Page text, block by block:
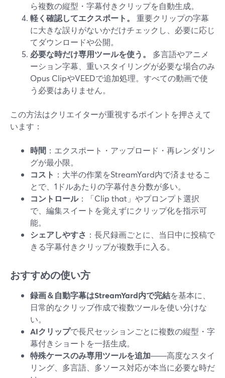
ら複数の縦型・字幕付きクリップを自動生成。
軽く確認してエクスポート。
重要クリップの字幕
に大きな誤りがないかだけチェックし、必要に応じ
てダウンロードや公開。
必要な時だけ専用ツールを使う。
多言語やアニメ
ーション字幕、重いスタイリングが必要な場合のみ
Opus ClipやVEEDで追加処理。すべての動画で使
う必要はありません。
この方法はクリエイターが重視するポイントを押さえて
います：
時間 ：エクスポート・アップロード・再レンダリン
グが最小限。
コスト ：大半の作業をStreamYard内で済ませるこ
とで、1ドルあたりの字幕付き分数が多い。
コントロール：「Clip that」やプロンプト選択
で、編集スイートを覚えずにクリップ化を指示可
能。
シェアしやすさ ：長尺録画ごとに、当日中に投稿で
きる字幕付きクリップが複数手に入る。
おすすめの使い方
録画＆自動字幕はStreamYard内で完結を基本に、
日常的なクリップ作成で複数ツールを使い分けな
い。
AIクリップで長尺セッションごとに複数の縦型・字
幕付きショートを一括生成。
特殊ケースのみ専用ツールを追加――高度なスタイ
リング、多言語、多ソース対応が本当に必要な時だ